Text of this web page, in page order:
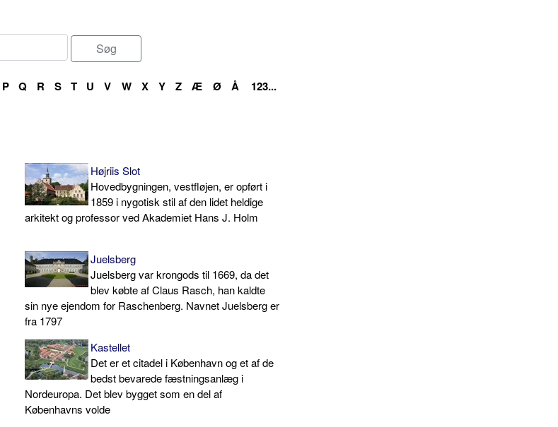
P Q R S T U V W X Y Z Æ Ø Å 123...
Højriis Slot
Hovedbygningen, vestfløjen, er opført i
1859 i nygotisk stil af den lidet heldige
arkitekt og professor ved Akademiet Hans J. Holm
Juelsberg
Juelsberg var krongods til 1669, da det
blev købte af Claus Rasch, han kaldte
sin nye ejendom for Raschenberg. Navnet Juelsberg er
fra 1797
Kastellet
Det er et citadel i København og et af de
bedst bevarede fæstningsanlæg i
Nordeuropa. Det blev bygget som en del af
Københavns volde